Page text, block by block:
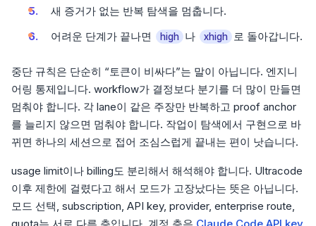
새 증거가 없는 반복 탐색을 멈춥니다.
어려운 단계가 끝나면
high 나 xhigh 로 돌아갑니다.
중단 규칙은 단순히 “토큰이 비싸다”는 말이 아닙니다. 엔지니
어링 통제입니다. workflow가 결정보다 분기를 더 많이 만들면
멈춰야 합니다. 각 lane이 같은 주장만 반복하고 proof anchor
를 늘리지 않으면 멈춰야 합니다. 작업이 탐색에서 구현으로 바
뀌면 하나의 세션으로 접어 조심스럽게 끝내는 편이 낫습니다.
usage limit이나 billing도 분리해서 해석해야 합니다. Ultracode
이후 제한에 걸렸다고 해서 모드가 고장났다는 뜻은 아닙니다.
모드 선택, subscription, API key, provider, enterprise route,